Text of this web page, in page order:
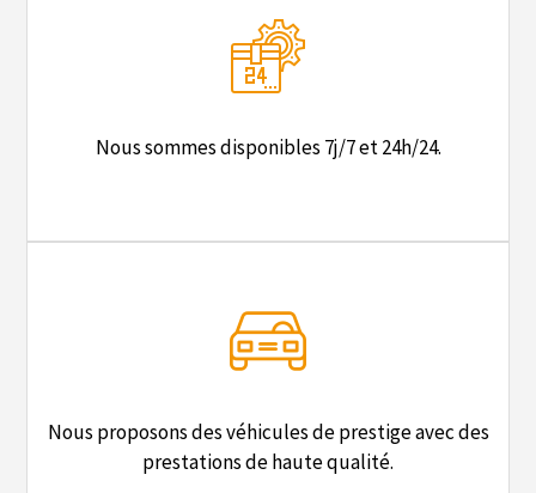
Nous sommes disponibles 7j/7 et 24h/24.
Nous proposons des véhicules de prestige avec des
prestations de haute qualité.